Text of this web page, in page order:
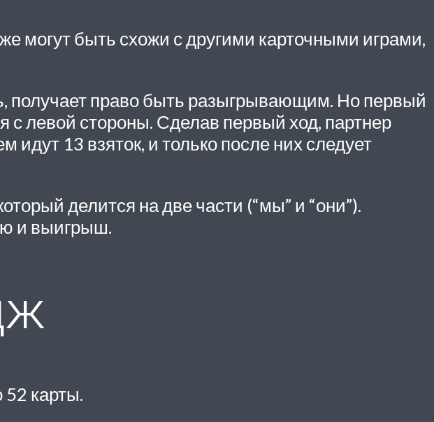
могут быть схожи с другими карточными играми,
получает право быть разыгрывающим. Но первый
с левой стороны. Сделав первый ход, партнер
13 взяток, и только после них следует
делится на две части (“мы” и “они”).
и выигрыш.
52 карты.